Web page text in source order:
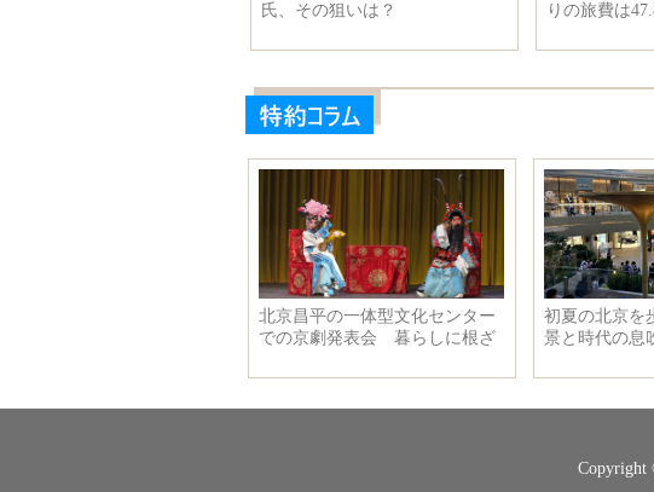
りの旅費は47.8元
戦後「頽廃」な日本の若者
Copyright